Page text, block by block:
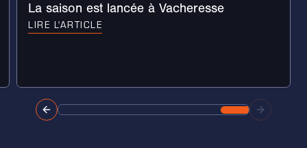
La saison est lancée à Vacheresse
LIRE L'ARTICLE